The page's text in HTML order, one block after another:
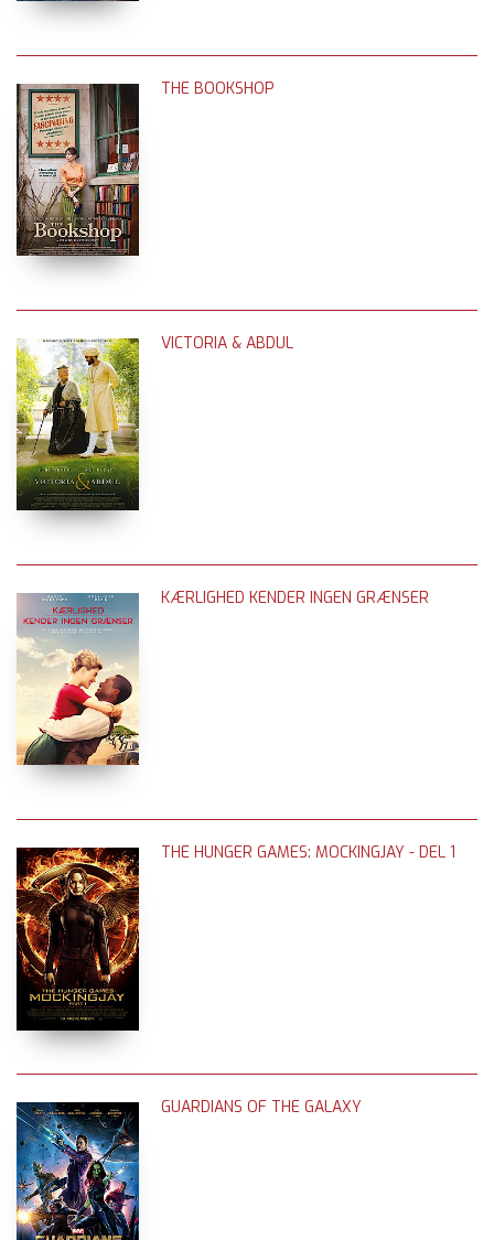
THE BOOKSHOP
VICTORIA & ABDUL
KÆRLIGHED KENDER INGEN GRÆNSER
THE HUNGER GAMES: MOCKINGJAY - DEL 1
GUARDIANS OF THE GALAXY